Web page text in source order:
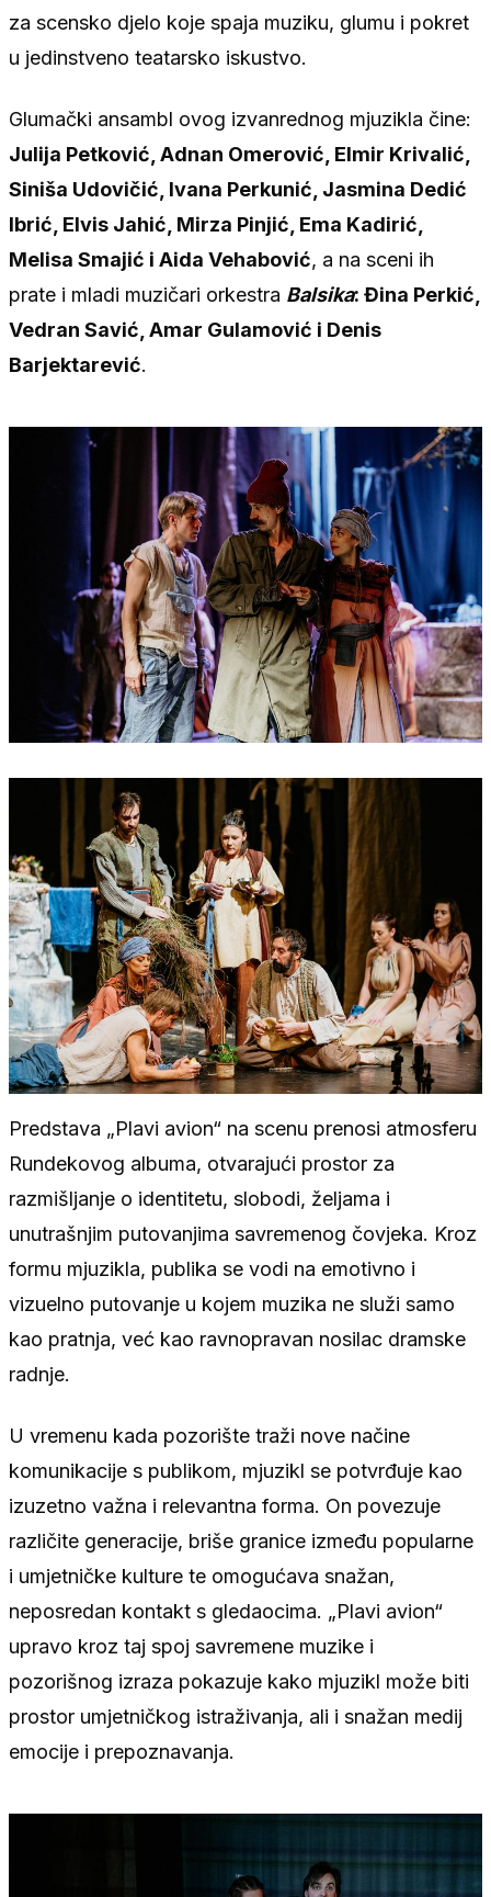
za scensko djelo koje spaja muziku, glumu i pokret
u jedinstveno teatarsko iskustvo.
Glumački ansambl ovog izvanrednog mjuzikla čine:
Julija Petković, Adnan Omerović, Elmir Krivalić,
Siniša Udovičić, Ivana Perkunić, Jasmina Dedić
Ibrić, Elvis Jahić, Mirza Pinjić, Ema Kadirić,
Melisa Smajić i Aida Vehabović, a na sceni ih
prate i mladi muzičari orkestra Balsika: Đina Perkić,
Vedran Savić, Amar Gulamović i Denis
Barjektarević.
Predstava „Plavi avion“ na scenu prenosi atmosferu
Rundekovog albuma, otvarajući prostor za
razmišljanje o identitetu, slobodi, željama i
unutrašnjim putovanjima savremenog čovjeka. Kroz
formu mjuzikla, publika se vodi na emotivno i
vizuelno putovanje u kojem muzika ne služi samo
kao pratnja, već kao ravnopravan nosilac dramske
radnje.
U vremenu kada pozorište traži nove načine
komunikacije s publikom, mjuzikl se potvrđuje kao
izuzetno važna i relevantna forma. On povezuje
različite generacije, briše granice između popularne
i umjetničke kulture te omogućava snažan,
neposredan kontakt s gledaocima. „Plavi avion“
upravo kroz taj spoj savremene muzike i
pozorišnog izraza pokazuje kako mjuzikl može biti
prostor umjetničkog istraživanja, ali i snažan medij
emocije i prepoznavanja.